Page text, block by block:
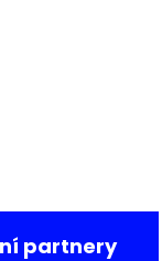
partnery